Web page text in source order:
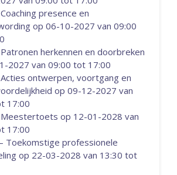
presence en
op 06-10-2027 van 09:00
herkennen en doorbreken
2027 van 09:00 tot 17:00
ontwerpen, voortgang en
op 09-12-2027 van
17:00
Meestertoets op 12-01-2028 van
17:00
Toekomstige professionele
op 22-03-2028 van 13:30 tot